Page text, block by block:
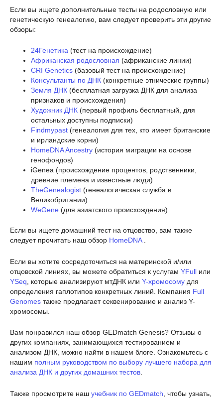
Если вы ищете дополнительные тесты на родословную или
генетическую генеалогию, вам следует проверить эти другие
обзоры:
24Генетика (тест на происхождение)
Африканская родословная (африканские линии)
CRI Genetics (базовый тест на происхождение)
Консультанты по ДНК (конкретные этнические группы)
Земля ДНК (бесплатная загрузка ДНК для анализа
признаков и происхождения)
Художник ДНК (первый профиль бесплатный, для
остальных доступны подписки)
Findmypast (генеалогия для тех, кто имеет британские
и ирландские корни)
HomeDNA Ancestry (история миграции на основе
генофондов)
iGenea (происхождение процентов, родственники,
древние племена и известные люди)
TheGenealogist (генеалогическая служба в
Великобритании)
WeGene (для азиатского происхождения)
Если вы ищете домашний тест на отцовство, вам также
следует прочитать наш обзор HomeDNA.
Если вы хотите сосредоточиться на материнской и/или
отцовской линиях, вы можете обратиться к услугам YFull или
YSeq , которые анализируют мтДНК или Y-хромосому для
определения гаплотипов конкретных линий. Компания Full
Genomes также предлагает секвенирование и анализ Y-
хромосомы.
Вам понравился наш обзор GEDmatch Genesis? Отзывы о
других компаниях, занимающихся тестированием и
анализом ДНК, можно найти в нашем блоге. Ознакомьтесь с
нашим полным руководством по выбору лучшего набора для
анализа ДНК и других домашних тестов
Также просмотрите наш учебник по GEDmatch , чтобы узнать,